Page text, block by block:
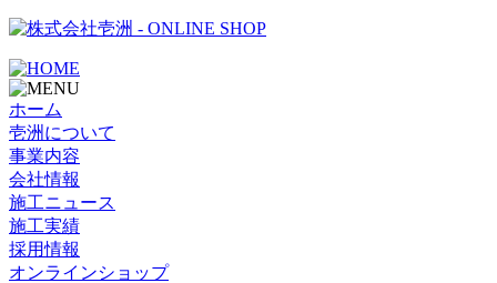
- ONLINE SHOP
ホーム
壱洲について
事業内容
会社情報
施工ニュース
施工実績
採用情報
オンラインショップ